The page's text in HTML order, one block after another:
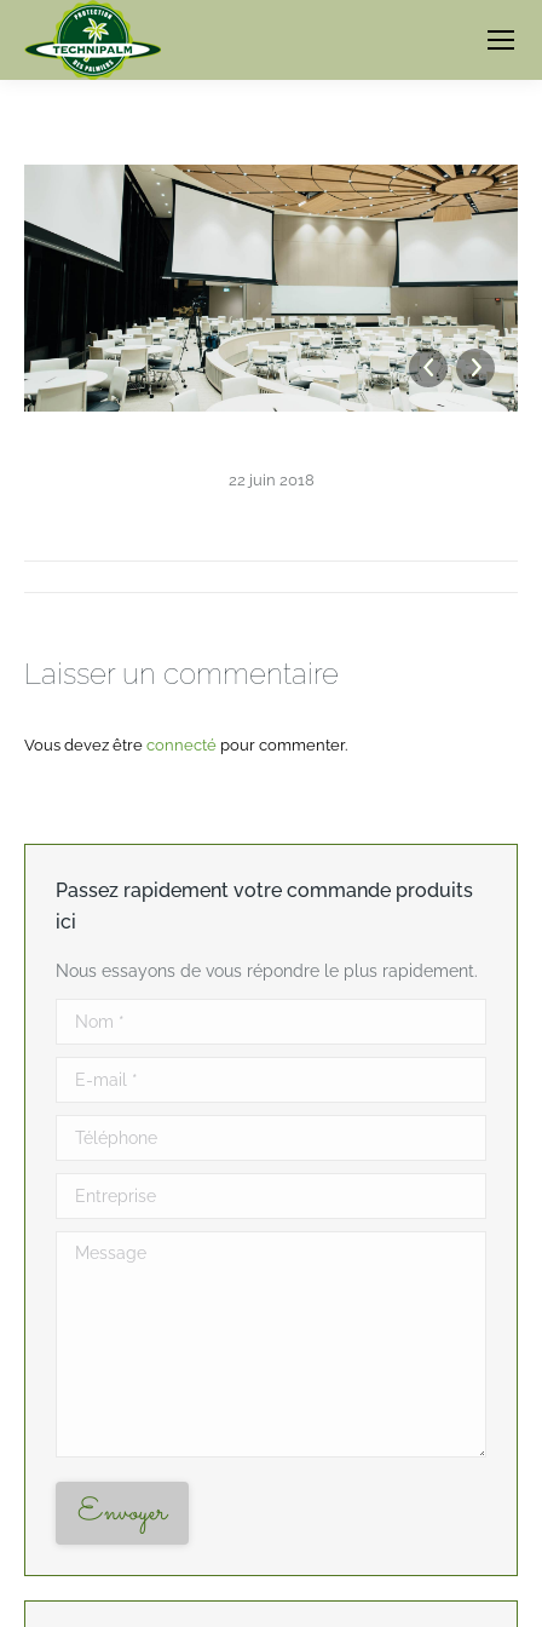
22 juin 2018
Laisser un commentaire
Vous devez être connecté pour commenter.
Passez rapidement votre commande produits
ici
Nous essayons de vous répondre le plus rapidement.
Nom *
E-mail *
Téléphone
Entreprise
Message
Envoyer